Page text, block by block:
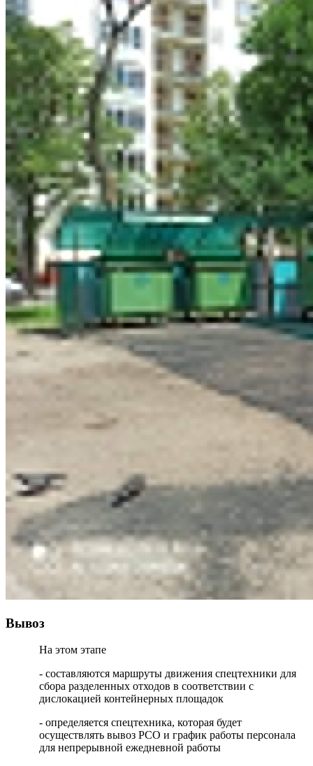
Вывоз
На этом этапе
- составляются маршруты движения спецтехники для
сбора разделенных отходов в соответствии с
дислокацией контейнерных площадок
- определяется спецтехника, которая будет
осуществлять вывоз РСО и график работы персонала
для непрерывной ежедневной работы